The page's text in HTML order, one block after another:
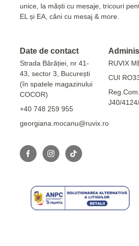
unice, la măști cu mesaje, tricouri
EL și EA, căni cu mesaj & more.
Date de contact
Strada Bărăției, nr 41-
43, sector 3, București
(în spatele magazinului
COCOR)
+40 748 259 955
georgiana.mocanu@ruvix.ro
RUVIX
CUI
Reg.Com.
J40/